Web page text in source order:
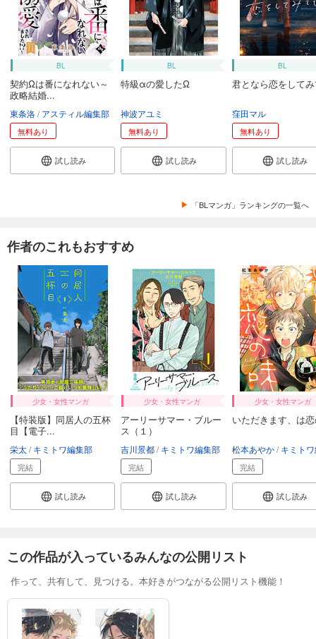
BL
契約Ωは番になれない～
政略結婚...
東条洛 アスティル編集部
無料あり
試し読み
BL
特級αの愛したΩ
神波アユミ
無料あり
試し読み
BL
君となら恋をして
窪田マル
無料あり
試し読み
「BLマンガ」ランキングの一覧へ
作者のこれもおすすめ
少女・女性マンガ
【特装版】同居人の五杯
目【電子...
栄太 キミトワ編集部
完結
試し読み
少女・女性マンガ
アーリーサマー・ブルー
ス（１）
吉川景都 キミトワ編集部
完結
試し読み
少女・女性マンガ
いただきます、は
松本あやか キミトワ編
完結
試し読み
この作品が入っているみんなの公開リスト
作って、共有して、見つける。本好きがつながる公開リスト機能！